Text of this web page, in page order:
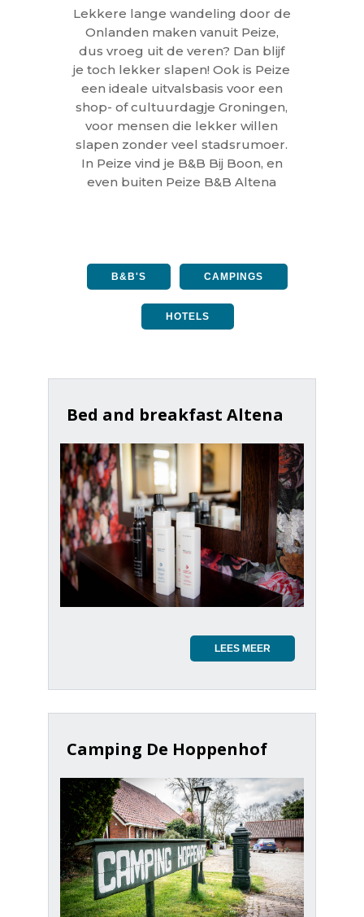
Lekkere lange wandeling door de
Onlanden maken vanuit Peize,
dus vroeg uit de veren? Dan blijf
je toch lekker slapen! Ook is Peize
een ideale uitvalsbasis voor een
shop- of cultuurdagje Groningen,
voor mensen die lekker willen
slapen zonder veel stadsrumoer.
In Peize vind je B&B Bij Boon, en
even buiten Peize B&B Altena
B&B'S CAMPINGS
HOTELS
Bed and breakfast Altena
LEES MEER
Camping De Hoppenhof